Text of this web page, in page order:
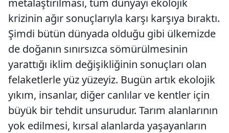
krizinin ağır sonuçlarıyla karşı karşıya bıraktı.
Şimdi bütün dünyada olduğu gibi ülkemizde
de doğanın sınırsızca sömürülmesinin
yarattığı iklim değişikliğinin sonuçları olan
felaketlerle yüz yüzeyiz. Bugün artık ekolojik
yıkım, insanlar, diğer canlılar ve kentler için
büyük bir tehdit unsurudur. Tarım alanlarının
yok edilmesi, kırsal alanlarda yaşayanların